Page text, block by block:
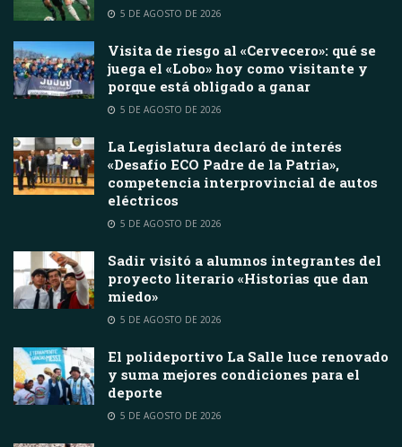
5 DE AGOSTO DE 2026
Visita de riesgo al «Cervecero»: qué se
juega el «Lobo» hoy como visitante y
porque está obligado a ganar
5 DE AGOSTO DE 2026
La Legislatura declaró de interés
«Desafío ECO Padre de la Patria»,
competencia interprovincial de autos
eléctricos
5 DE AGOSTO DE 2026
Sadir visitó a alumnos integrantes del
proyecto literario «Historias que dan
miedo»
5 DE AGOSTO DE 2026
El polideportivo La Salle luce renovado
y suma mejores condiciones para el
deporte
5 DE AGOSTO DE 2026